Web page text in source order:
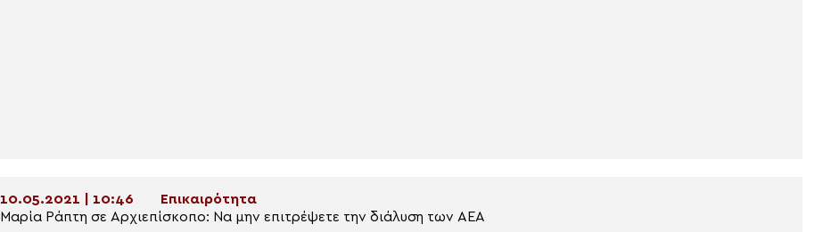
10.05.2021 | 10:46
Επικαιρότητα
Μαρία Ράπτη σε Αρχιεπίσκοπο: Να μην επιτρέψετε την διάλυση των ΑΕΑ